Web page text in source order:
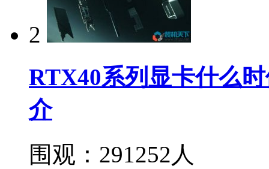
2
RTX40系列显卡什么
介
围观：291252人